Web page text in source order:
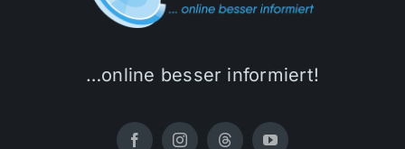
…online besser informiert!